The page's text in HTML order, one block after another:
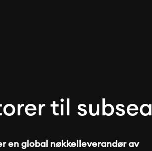
til subsea
en global nøkkelleverandør av